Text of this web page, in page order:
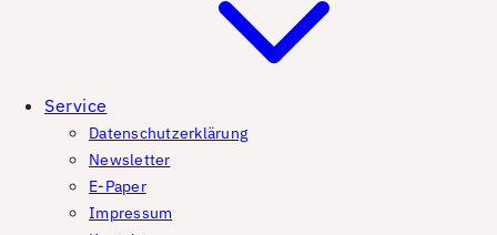
Service
Datenschutzerklärung
Newsletter
E-Paper
Impressum